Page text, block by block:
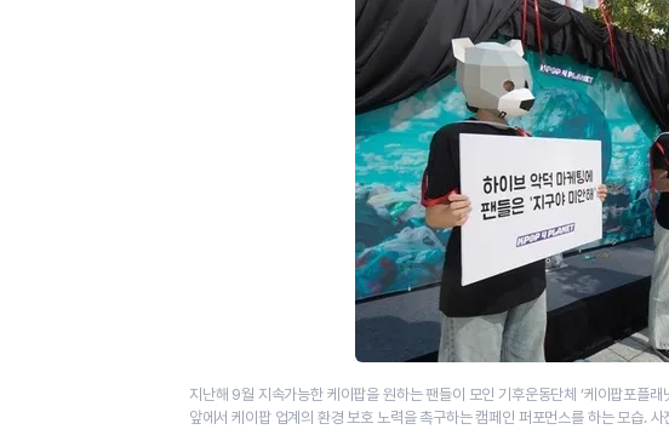
지난해 9월 지속가능한 케이팝을 원하는 팬들이 모인 기후운동단체 ‘케이팝포
앞에서 케이팝 업계의 환경 보호 노력을 촉구하는 캠페인 퍼포먼스를 하는 모습.